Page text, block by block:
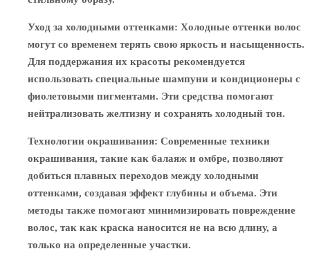
Уход за холодными оттенками: Холодные оттенки волос
могут со временем терять свою яркость и насыщенность.
Для поддержания их красоты рекомендуется
использовать специальные шампуни и кондиционеры с
фиолетовыми пигментами. Эти средства помогают
нейтрализовать желтизну и сохранять холодный тон.
Технологии окрашивания: Современные техники
окрашивания, такие как балаяж и омбре, позволяют
добиться плавных переходов между холодными
оттенками, создавая эффект глубины и объема. Эти
методы также помогают минимизировать повреждение
волос, так как краска наносится не на всю длину, а
только на определенные участки.